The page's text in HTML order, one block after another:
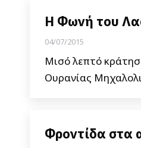
Η Φωνή του
04/07/2015
Μισό λεπτό
Ουρανίας
Φροντίδα στα